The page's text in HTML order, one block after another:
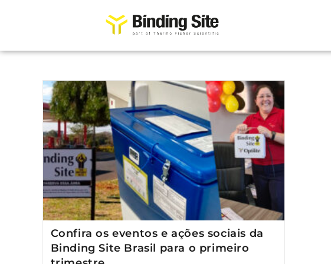
Confira os eventos e ações sociais da
Binding Site Brasil para o primeiro